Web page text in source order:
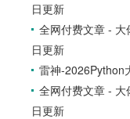
日更新
全网付费文章 -
日更新
雷神-2026Python
全网付费文章 - 大
日更新